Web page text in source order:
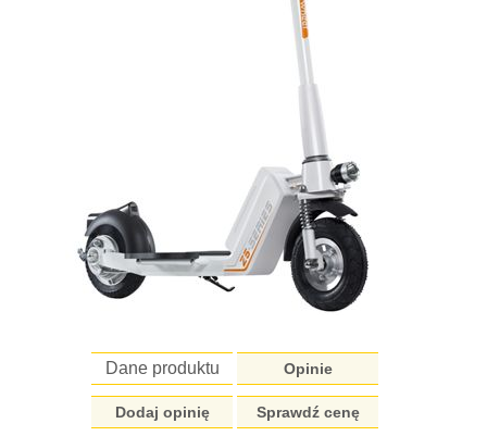
Dane produktu Opinie
Dodaj opinię Sprawdź cenę